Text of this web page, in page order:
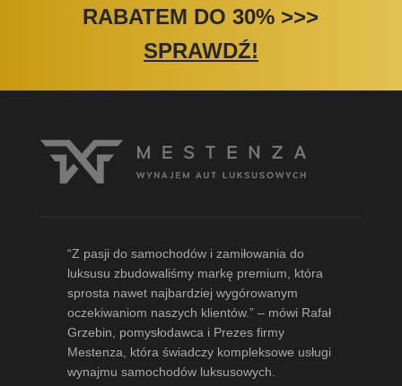
RABATEM DO 30% >>>
SPRAWDŹ!
“Z pasji do samochodów i zamiłowania do
luksusu zbudowaliśmy markę premium, która
sprosta nawet najbardziej wygórowanym
oczekiwaniom naszych klientów.” – mówi Rafał
Grzebin , pomysłodawca i Prezes firmy
Mestenza, która świadczy kompleksowe usługi
wynajmu samochodów luksusowych.